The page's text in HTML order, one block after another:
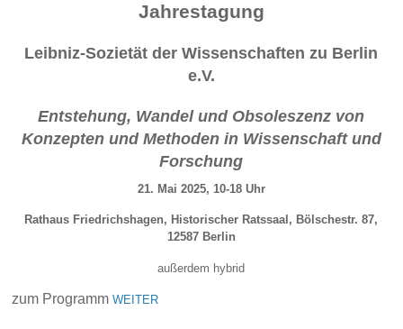
Jahrestagung
Leibniz-Sozietät der Wissenschaften zu Berlin
e.V.
Entstehung, Wandel und Obsoleszenz von
Konzepten und Methoden in Wissenschaft und
Forschung
21. Mai 2025, 10-18 Uhr
Rathaus Friedrichshagen, Historischer Ratssaal, Bölschestr. 87,
12587 Berlin
außerdem hybrid
zum Programm WEITER